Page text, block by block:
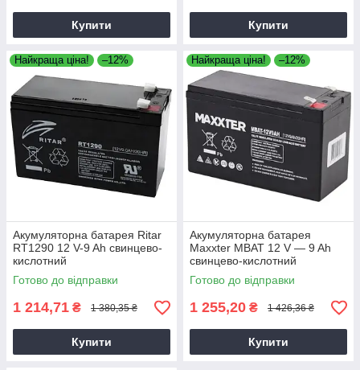
Купити Купити
Найкраща ціна! –12%
Акумуляторна батарея Ritar
RT1290 12 V-9 Ah свинцево-
кислотний
Готово до відправки
1 214,71 ₴ 1 380,35 ₴
Купити
Найкраща ціна! –12%
Акумуляторна батарея
Maxxter MBAT 12 V — 9 Ah
свинцево-кислотний
Готово до відправки
1 255,20 ₴ 1 426,36 ₴
Купити